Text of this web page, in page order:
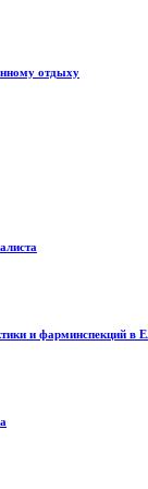
отдыху
и фарминспекций в